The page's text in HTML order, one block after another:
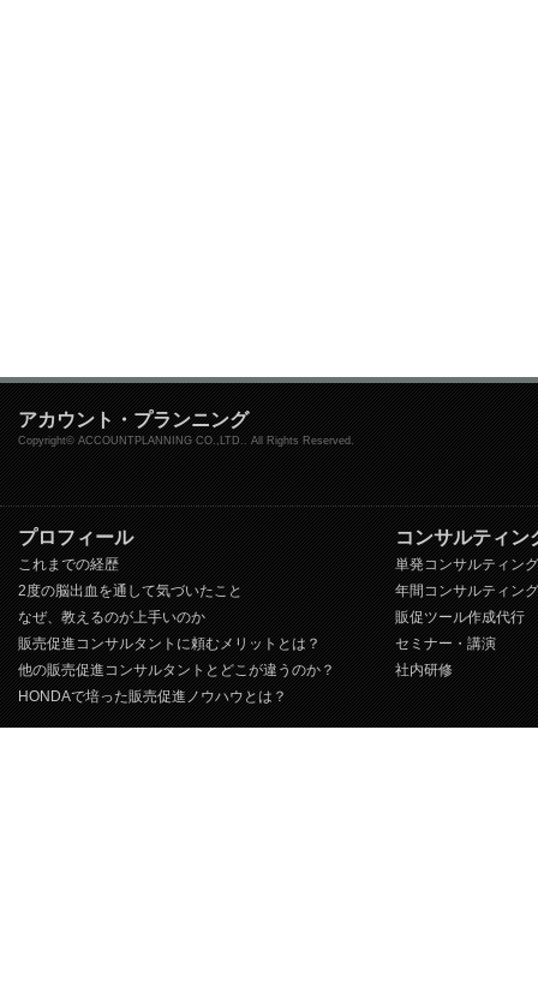
アカウント・プランニング
Copyright© ACCOUNTPLANNING CO.,LTD.. All Rights Reserved.
プロフィール
これまでの経歴
2度の脳出血を通して気づいたこと
なぜ、教えるのが上手いのか
販売促進コンサルタントに頼むメリットとは？
他の販売促進コンサルタントとどこが違うのか？
HONDAで培った販売促進ノウハウとは？
コンサルティン
単発コンサルティング
年間コンサルティング
販促ツール作成代行
セミナー・講演
社内研修